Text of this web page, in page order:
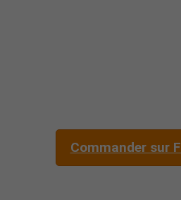
Commander sur